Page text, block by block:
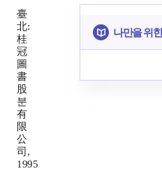
臺
北:
桂
冠
圖
書
股
분
有
限
公
司,
1995
나만을 위